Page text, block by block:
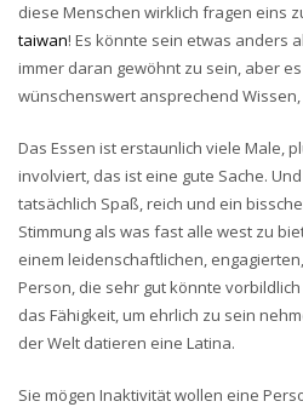
diese Menschen wirklich fragen eins
taiwan! Es könnte sein etwas anders
immer daran gewöhnt zu sein, aber
wünschenswert ansprechend
Das Essen ist erstaunlich viele Male,
involviert, das ist eine gute Sache.
tatsächlich Spaß, reich und ein
Stimmung als was fast alle west zu
einem leidenschaftlichen,
Person, die sehr gut könnte
das Fähigkeit, um ehrlich zu sein
der Welt datieren eine Latina.
Sie mögen Inaktivität wollen eine